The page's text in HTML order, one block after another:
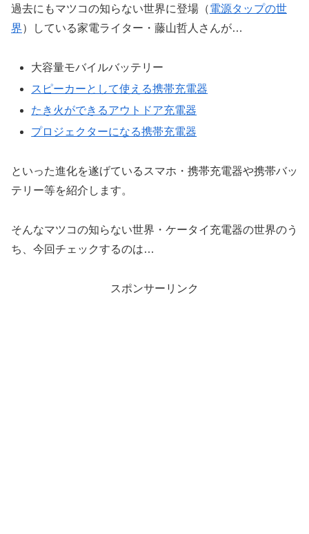
過去にもマツコの知らない世界に登場（電源タップの世
界）している家電ライター・藤山哲人さんが…
大容量モバイルバッテリー
スピーカーとして使える携帯充電器
たき火ができるアウトドア充電器
プロジェクターになる携帯充電器
といった進化を遂げているスマホ・携帯充電器や携帯バッ
テリー等を紹介します。
そんなマツコの知らない世界・ケータイ充電器の世界のう
ち、今回チェックするのは…
スポンサーリンク